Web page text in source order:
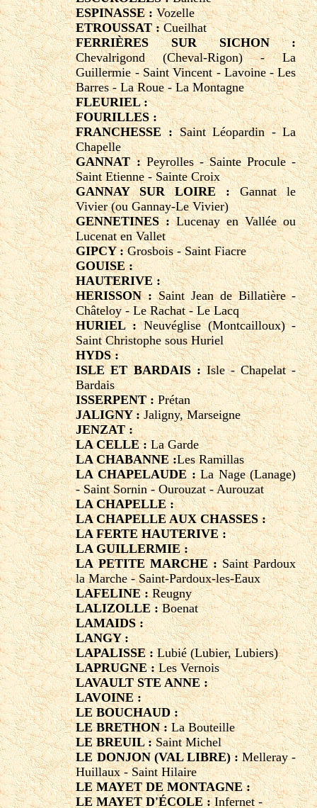
ESPINASSE :Vozelle
ETROUSSAT :Cueilhat
FERRIÈRES SUR SICHON :
Chevalrigond (Cheval-Rigon) - La
Guillermie - Saint Vincent - Lavoine - Les
Barres - La Roue - La Montagne
FLEURIEL :
FOURILLES :
FRANCHESSE :Saint Léopardin - La
Chapelle
GANNAT :Peyrolles - Sainte Procule -
Saint Etienne - Sainte Croix
GANNAY SUR LOIRE :Gannat le
Vivier (ou Gannay-Le Vivier)
GENNETINES :Lucenay en Vallée ou
Lucenat en Vallet
GIPCY :Grosbois - Saint Fiacre
GOUISE :
HAUTERIVE :
HERISSON :Saint Jean de Billatière -
Châteloy - Le Rachat - Le Lacq
HURIEL :Neuvéglise (Montcailloux) -
Saint Christophe sous Huriel
HYDS :
ISLE ET BARDAIS :Isle - Chapelat -
Bardais
ISSERPENT :Prétan
JALIGNY :Jaligny, Marseigne
JENZAT :
LA CELLE :La Garde
LA CHABANNE :Les Ramillas
LA CHAPELAUDE :La Nage (Lanage)
- Saint Sornin - Ourouzat - Aurouzat
LA CHAPELLE :
LA CHAPELLE AUX CHASSES :
LA FERTE HAUTERIVE :
LA GUILLERMIE :
LA PETITE MARCHE :Saint Pardoux
la Marche - Saint-Pardoux-les-Eaux
LAFELINE :Reugny
LALIZOLLE :Boenat
LAMAIDS :
LANGY :
LAPALISSE :Lubié (Lubier, Lubiers)
LAPRUGNE :Les Vernois
LAVAULT STE ANNE :
LAVOINE :
LE BOUCHAUD :
LE BRETHON :La Bouteille
LE BREUIL :Saint Michel
LE DONJON (VAL LIBRE) :Melleray -
Huillaux - Saint Hilaire
LE MAYET DE MONTAGNE :
LE MAYET D'ÉCOLE :Infernet -